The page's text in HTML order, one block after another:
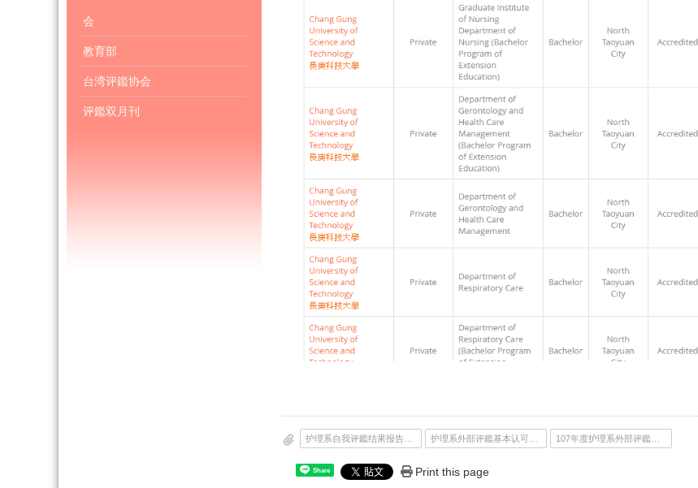
会
教育部
台湾评鑑协会
评鑑双月刊
Share Print this page